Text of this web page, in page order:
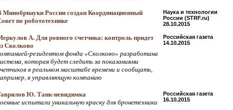
Минобрнауки России создан Координационный
по робототехнике
Наука и технологии
России (STRF.ru)
28.10.2015
А. Для ровного счетчика: контроль придет
Сколково
резидентом фонда «Сколково» разработана
которая будет следить за показаниями
в реальном масштабе времени и сообщать,
в управляющую компанию
Российская газета
14.10.2015
Ю. Танк-невидимка
испытали уникальную краску для бронетехники
Российская газета
16.10.2015